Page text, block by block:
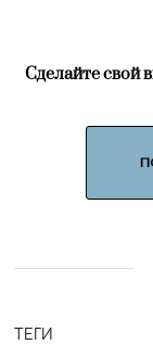
Сделайте свой
ТЕГИ